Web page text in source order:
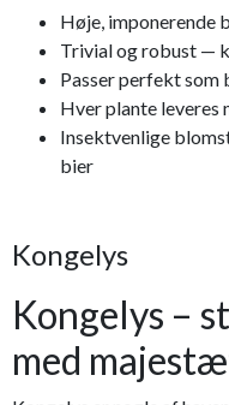
Høje, imponerende
Trivial og robust —
Passer perfekt som
Hver plante leveres
Insektvenlige
bier
Kongelys
Kongelys –
med